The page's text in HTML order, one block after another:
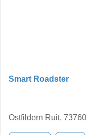
Smart Roadster
Ostfildern Ruit, 73760